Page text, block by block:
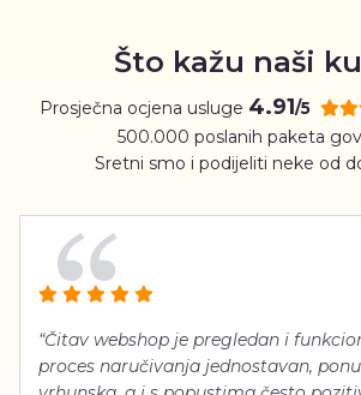
Što kažu naši
Prosječna ocjena usluge 4.91/5
500.000 poslanih paketa
Sretni smo i podijeliti neke od
“Čitav webshop je pregledan i
proces naručivanja jednostavan,